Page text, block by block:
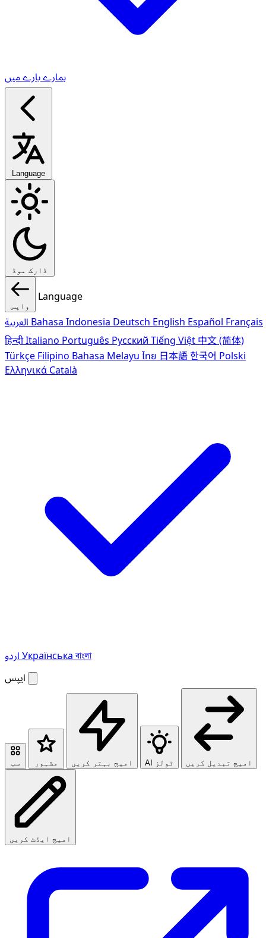
ہمارے بارے میں
Language
ڈارک موڈ
واپس
Language
Bahasa Indonesia Deutsch English Español Français
हिन्दीItaliano Português Pусский Tiếng Việt 中文 (简体)
Türkçe Filipino Bahasa Melayu ไทย 日本語한국어 Polski
Ελληνικά Català
Українськаবাংলা
ایپس
سب مشہور امیج بہتر کریں AI ٹولز امیج تبدیل کریں
امیج ایڈٹ کریں